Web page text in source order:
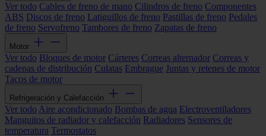
Ver todo Cables de freno de mano Cilindros de freno Componentes
ABS Discos de freno Latiguillos de freno Pastillas de freno Pedales
de freno Servofreno Tambores de freno Zapatas de freno
Motor
Ver todo Bloques de motor Cárteres Correas alternador Correas y
cadenas de distribución Culatas Embrague Juntas y retenes de motor
Tacos de motor
Refrigeración y Calefacción
Ver todo Aire acondicionado Bombas de agua Electroventiladores
Manguitos de radiador y calefacción Radiadores Sensores de
temperatura Termostatos